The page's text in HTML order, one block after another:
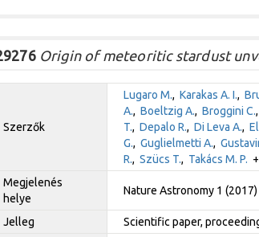
Origin of meteoritic stardust
Szerzők
Lugaro M., Karakas A. I.,
A., Boeltzig A., Broggini C.,
T., Depalo R., Di Leva A.,
G., Guglielmetti A.,
R., Szücs T., Takács M. P.
Megjelenés
helye
Nature Astronomy 1 (2017)
Jelleg
Scientific paper,